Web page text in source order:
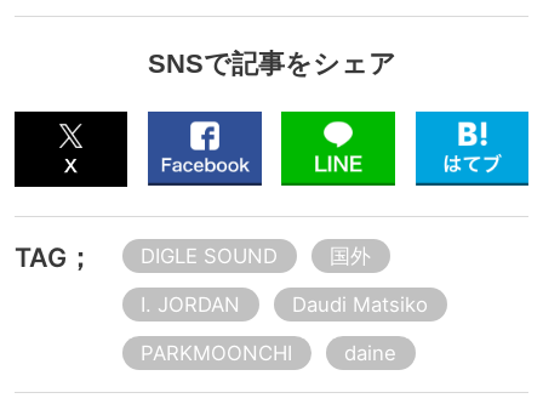
SNSで記事をシェア
TAG； DIGLE SOUND
国外
I. JORDAN
Daudi Matsiko
PARKMOONCHI
daine